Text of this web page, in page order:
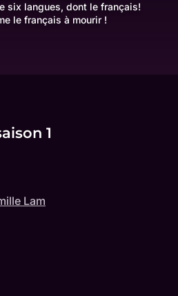
six langues, dont le français!
le français à mourir !
1
Lam